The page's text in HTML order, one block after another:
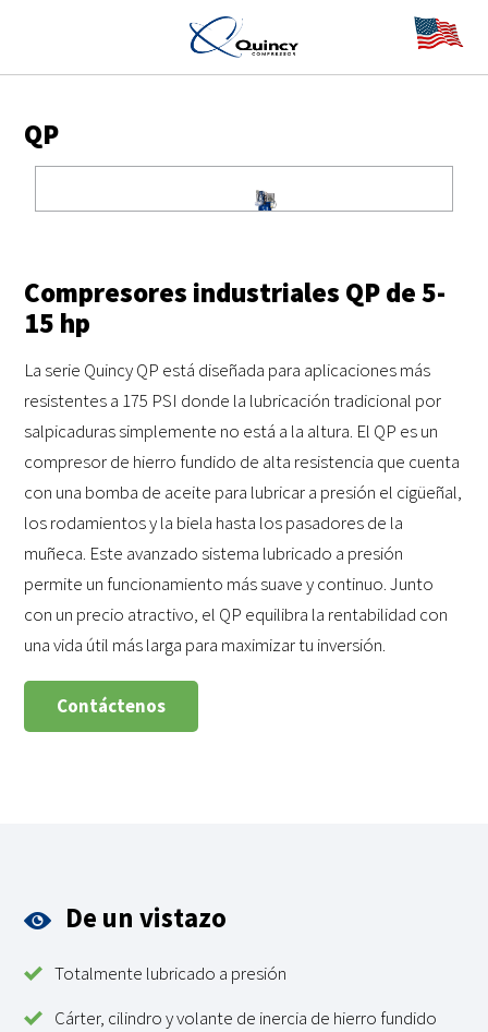
QP
Compresores industriales QP de 5-
15 hp
La serie Quincy QP está diseñada para aplicaciones más
resistentes a 175 PSI donde la lubricación tradicional por
salpicaduras simplemente no está a la altura. El QP es un
compresor de hierro fundido de alta resistencia que cuenta
con una bomba de aceite para lubricar a presión el cigüeñal,
los rodamientos y la biela hasta los pasadores de la
muñeca. Este avanzado sistema lubricado a presión
permite un funcionamiento más suave y continuo. Junto
con un precio atractivo, el QP equilibra la rentabilidad con
una vida útil más larga para maximizar tu inversión.
Contáctenos
De un vistazo
Totalmente lubricado a presión
Cárter, cilindro y volante de inercia de hierro fundido